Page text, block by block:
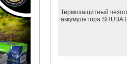
Термозащитный
аккумулятора SHUBA